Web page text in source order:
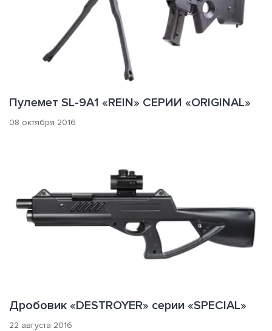
Пулемет SL-9A1 «REIN» СЕРИИ «ORIGINAL»
08 октября 2016
Дробовик «DESTROYER» серии «SPECIAL»
22 августа 2016